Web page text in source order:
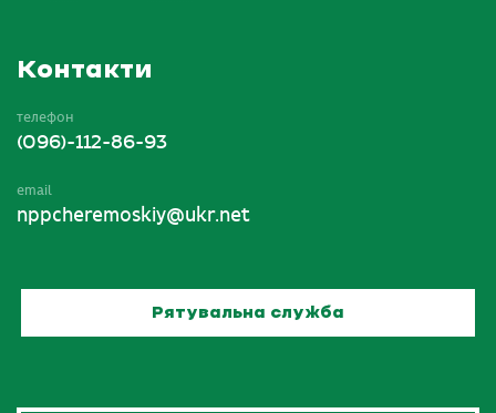
Контакти
телефон
(096)-112-86-93
email
nppcheremoskiy@ukr.net
Рятувальна служба